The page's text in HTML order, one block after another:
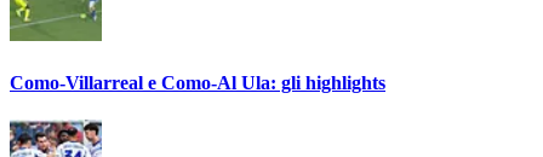
Como-Villarreal e Como-Al Ula: gli highlights